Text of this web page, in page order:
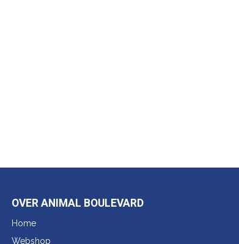
OVER ANIMAL BOULEVARD
Home
Webshop